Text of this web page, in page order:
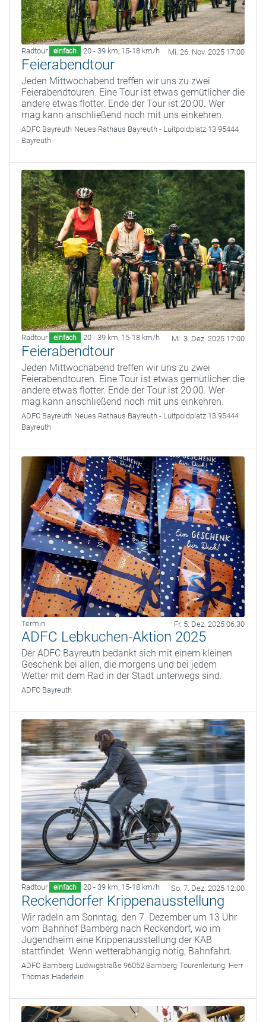
Radtour einfach 20 - 39 km, 15-18 km/h Mi. 26. Nov. 2025 17:00
Feierabendtour
Jeden Mittwochabend treffen wir uns zu zwei
Feierabendtouren. Eine Tour ist etwas gemütlicher die
andere etwas flotter. Ende der Tour ist 20:00. Wer
mag kann anschließend noch mit uns einkehren.
ADFC Bayreuth Neues Rathaus Bayreuth - Luitpoldplatz 13 95444
Bayreuth
Radtour einfach 20 - 39 km, 15-18 km/h Mi. 3. Dez. 2025 17:00
Feierabendtour
Jeden Mittwochabend treffen wir uns zu zwei
Feierabendtouren. Eine Tour ist etwas gemütlicher die
andere etwas flotter. Ende der Tour ist 20:00. Wer
mag kann anschließend noch mit uns einkehren.
ADFC Bayreuth Neues Rathaus Bayreuth - Luitpoldplatz 13 95444
Bayreuth
Termin Fr. 5. Dez. 2025 06:30
ADFC Lebkuchen-Aktion 2025
Der ADFC Bayreuth bedankt sich mit einem kleinen
Geschenk bei allen, die morgens und bei jedem
Wetter mit dem Rad in der Stadt unterwegs sind.
ADFC Bayreuth
Radtour einfach 20 - 39 km, 15-18 km/h So. 7. Dez. 2025 12:00
Reckendorfer Krippenausstellung
Wir radeln am Sonntag, den 7. Dezember um 13 Uhr
vom Bahnhof Bamberg nach Reckendorf, wo im
Jugendheim eine Krippenausstellung der KAB
stattfindet. Wenn wetterabhängig nötig, Bahnfahrt.
ADFC Bamberg Ludwigstraße 96052 Bamberg Tourenleitung: Herr
Thomas Haderlein